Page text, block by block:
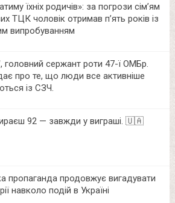
їхніх родичів»: за погрози сім’ям
ТЦК чоловік отримав п’ять років із
випробуванням
головний сержант роти 47-ї ОМБр.
про те, що люди все активніше
із СЗЧ.
92 — завжди у виграші. 🇺🇦
пропаганда продовжує вигадувати
навколо подій в Україні